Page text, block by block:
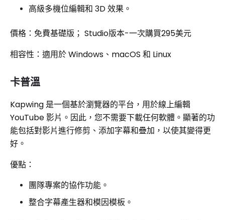
高級多機位編輯和 3D 效果。
價格：免費基礎版； Studio版本-一次購買295美元
相容性：適用於 Windows、macOS 和 Linux
卡普溫
Kapwing 是一個基於瀏覽器的平台，用於線上編輯
YouTube 影片。因此，您不需要下載任何軟體。顯著的功
能包括對影片進行修剪、添加字幕和疊加，以使其變得更
好。
優點：
團隊專案的協作功能。
整合字幕產生器和模因模板。